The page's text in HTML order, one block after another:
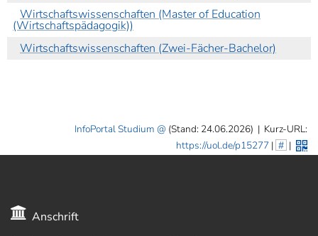
Wirtschaftswissenschaften (Master of Education
(Wirtschaftspädagogik))
Wirtschaftswissenschaften (Zwei-Fächer-Bachelor)
InfoPortal Studium (Stand: 24.06.2026) | Kurz-URL:
https://uol.de/p15277 | # |
Anschrift